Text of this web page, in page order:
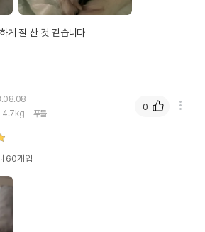
게 잘 산 것 같습니다
4.7kg 푸들
60개입
0